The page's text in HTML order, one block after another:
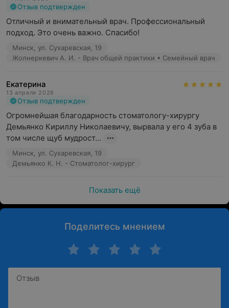
Отзыв подтвержден
Отличный и внимательный врач. Профессиональный
подход. Это очень важно. Спасибо!
Минск, ул. Сухаревская, 19
Жолнеркевич А. И. - Врач общей практики • Семейный врач
Екатерина
13 апреля 2026
Отзыв подтвержден
Огромнейшая благодарность стоматологу-хирургу
Демьянко Кириллу Николаевичу, вырвала у его 4 зуба в
том числе щуб мудрост...
Минск, ул. Сухаревская, 19
Демьянко К. Н. - Стоматолог-хирург
Показать ещё
Поделитесь мнением